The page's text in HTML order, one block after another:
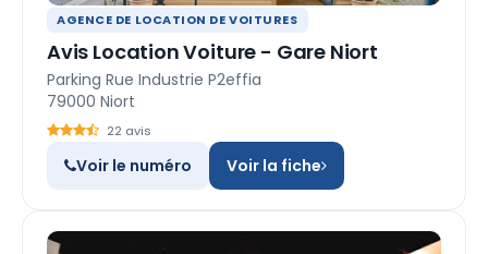
AGENCE DE LOCATION DE VOITURES
Avis Location Voiture - Gare Niort
Parking Rue Industrie P2effia
79000 Niort
22 avis
Voir le numéro Voir la fiche